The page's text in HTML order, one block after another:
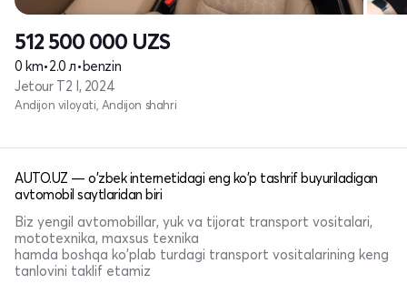
512 500 000 UZS
0 km•2.0 л•benzin
Jetour T2 I, 2024
Andijon viloyati, Andijon shahri
AUTO.UZ — o'zbek internetidagi eng ko'p tashrif buyuriladigan
avtomobil saytlaridan biri
Biz yengil avtomobillar, yuk va tijorat transport vositalari,
mototexnika, maxsus texnika
hamda boshqa ko'plab turdagi transport vositalarining keng
tanlovini taklif etamiz